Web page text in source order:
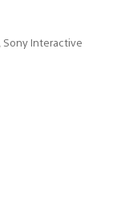
Interactive